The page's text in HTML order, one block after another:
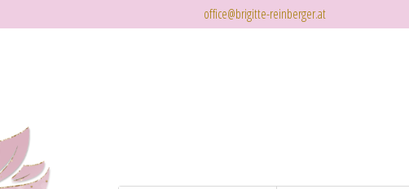
office@brigitte-reinberger.at